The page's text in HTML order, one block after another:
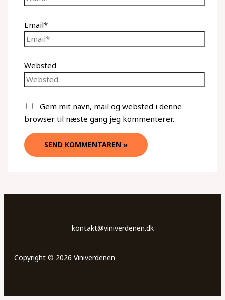
Email*
Websted
Gem mit navn, mail og websted i denne
browser til næste gang jeg kommenterer.
kontakt@viniverdenen.dk
Copyright © 2026 Viniverdenen